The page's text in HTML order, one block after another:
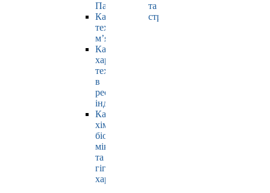
Павлюк
Кафедра
технології
м’яса
Кафедра
харчових
технологій
в
ресторанній
індустрії
Кафедра
хімії,
біохімії,
мікробіології
та
гігієни
харчування
та
страхування